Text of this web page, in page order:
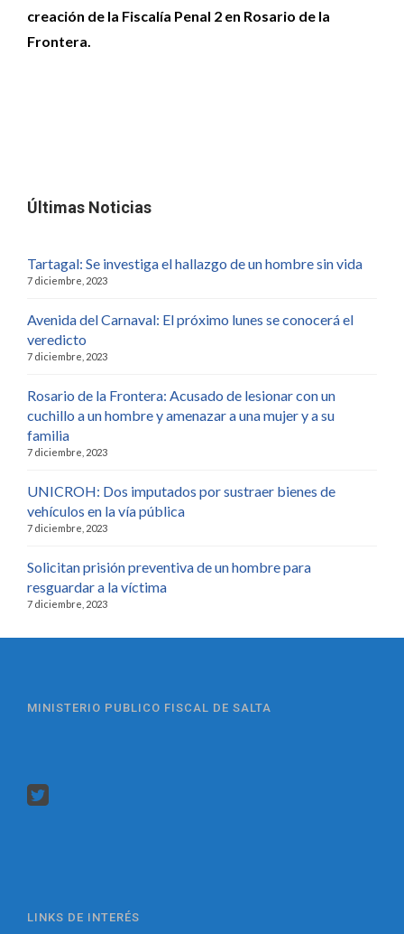
creación de la Fiscalía Penal 2 en Rosario de la
Frontera.
Últimas Noticias
Tartagal: Se investiga el hallazgo de un hombre sin vida
7 diciembre, 2023
Avenida del Carnaval: El próximo lunes se conocerá el
veredicto
7 diciembre, 2023
Rosario de la Frontera: Acusado de lesionar con un
cuchillo a un hombre y amenazar a una mujer y a su
familia
7 diciembre, 2023
UNICROH: Dos imputados por sustraer bienes de
vehículos en la vía pública
7 diciembre, 2023
Solicitan prisión preventiva de un hombre para
resguardar a la víctima
7 diciembre, 2023
MINISTERIO PUBLICO FISCAL DE SALTA
LINKS DE INTERÉS